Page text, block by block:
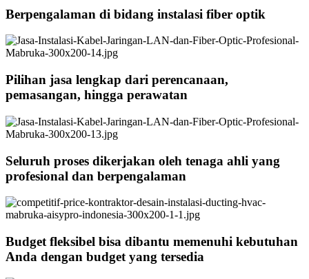
Berpengalaman di bidang instalasi fiber optik
Pilihan jasa lengkap dari perencanaan,
pemasangan, hingga perawatan
Seluruh proses dikerjakan oleh tenaga ahli yang
profesional dan berpengalaman
Budget fleksibel bisa dibantu memenuhi kebutuhan
Anda dengan budget yang tersedia